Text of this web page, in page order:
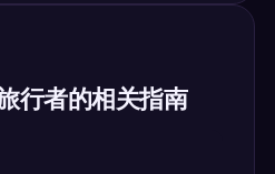
行者的相关指南